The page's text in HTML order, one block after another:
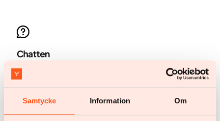
Samtycke Information Om
Chatten
Chat starten